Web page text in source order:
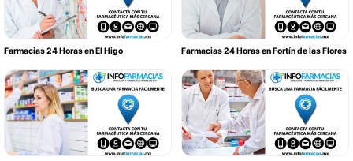
Farmacias 24 Horas en El Higo Farmacias 24 Horas en Fortín de las Flores